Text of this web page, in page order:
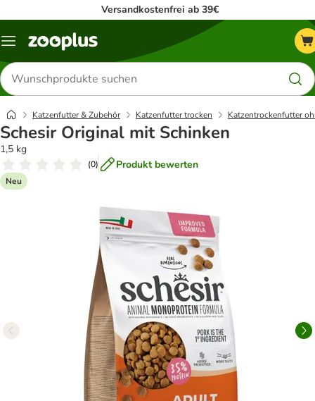
Versandkostenfrei ab 39€
Menü
Produkte
suchen
Katzenfutter & Zubehör Katzenfutter trocken Katzentrockenfutter
Schesir Original mit Schinken
1,5 kg
(0) Produkt bewerten
Neu